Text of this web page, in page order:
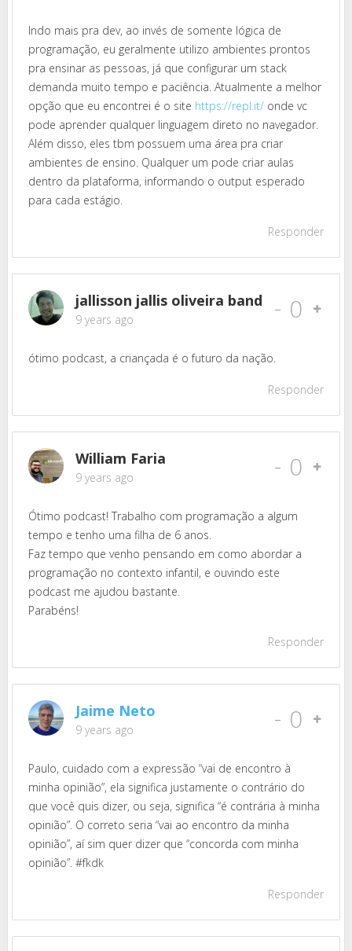
Indo mais pra dev, ao invés de somente lógica de
programação, eu geralmente utilizo ambientes prontos
pra ensinar as pessoas, já que configurar um stack
demanda muito tempo e paciência. Atualmente a melhor
opção que eu encontrei é o site https://repl.it/ onde vc
pode aprender qualquer linguagem direto no navegador.
Além disso, eles tbm possuem uma área pra criar
ambientes de ensino. Qualquer um pode criar aulas
dentro da plataforma, informando o output esperado
para cada estágio.
Responder
jallisson jallis oliveira band
9 years ago - 0
ótimo podcast, a criançada é o futuro da nação.
Responder
William Faria
9 years ago - 0
Ótimo podcast! Trabalho com programação a algum
tempo e tenho uma filha de 6 anos.
Faz tempo que venho pensando em como abordar a
programação no contexto infantil, e ouvindo este
podcast me ajudou bastante.
Parabéns!
Responder
Jaime Neto
9 years ago - 0
Paulo, cuidado com a expressão “vai de encontro à
minha opinião”, ela significa justamente o contrário do
que você quis dizer, ou seja, significa “é contrária à minha
opinião”. O correto seria “vai ao encontro da minha
opinião”, aí sim quer dizer que “concorda com minha
opinião”. #fkdk
Responder